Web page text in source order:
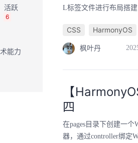
6
L标签文件进行布局搭
CSS HarmonyOS
枫叶丹
【
四
在pages目录下创建一
器，通过controller绑定